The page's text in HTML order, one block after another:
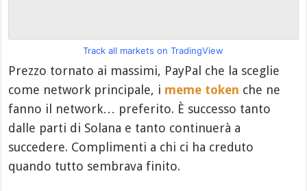
Track all markets on TradingView
Prezzo tornato ai massimi, PayPal che la sceglie
come network principale, i meme token che ne
fanno il network… preferito. È successo tanto
dalle parti di Solana e tanto continuerà a
succedere. Complimenti a chi ci ha creduto
quando tutto sembrava finito.